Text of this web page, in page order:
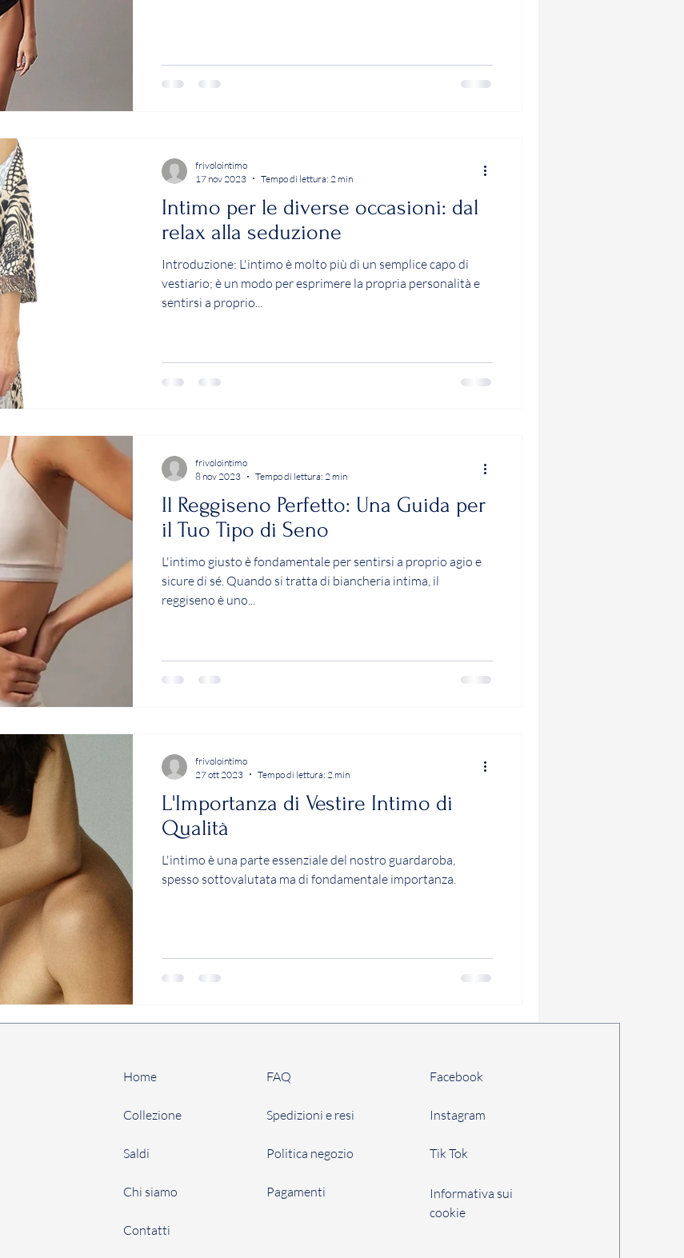
Intimo per le diverse occasioni: dal
relax alla seduzione
Introduzione: L'intimo è molto più di un semplice capo di
vestiario; è un modo per esprimere la propria personalità e
sentirsi a proprio...
frivolointimo
17 nov 2023
Tempo di lettura: 2 min
Il Reggiseno Perfetto: Una Guida per
il Tuo Tipo di Seno
L'intimo giusto è fondamentale per sentirsi a proprio agio e
sicure di sé. Quando si tratta di biancheria intima, il
reggiseno è uno...
frivolointimo
8 nov 2023
Tempo di lettura: 2 min
L'Importanza di Vestire Intimo di
Qualità
L'intimo è una parte essenziale del nostro guardaroba,
spesso sottovalutata ma di fondamentale importanza.
frivolointimo
27 ott 2023
Tempo di lettura: 2 min
Home
Collezione
Saldi
Chi siamo
Contatti
FAQ
Spedizioni e resi
Politica negozio
Pagamenti
Facebook
Instagram
Tik Tok
Informativa sui
cookie